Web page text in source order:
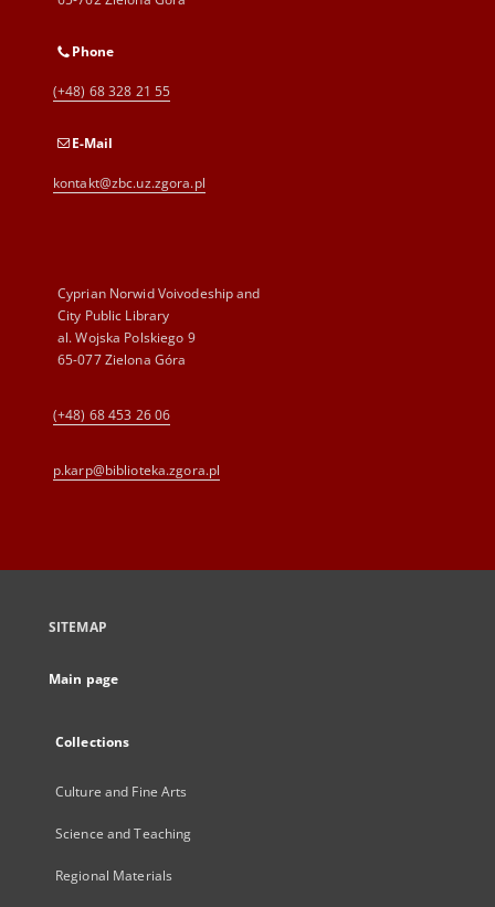
Phone
(+48) 68 328 21 55
E-Mail
kontakt@zbc.uz.zgora.pl
Cyprian Norwid Voivodeship and
City Public Library
al. Wojska Polskiego 9
65-077 Zielona Góra
(+48) 68 453 26 06
p.karp@biblioteka.zgora.pl
SITEMAP
Main page
Collections
Culture and Fine Arts
Science and Teaching
Regional Materials